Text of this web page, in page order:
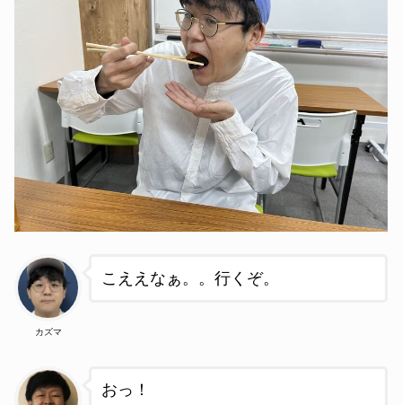
カズマ
こええなぁ。。行くぞ。
おっ！